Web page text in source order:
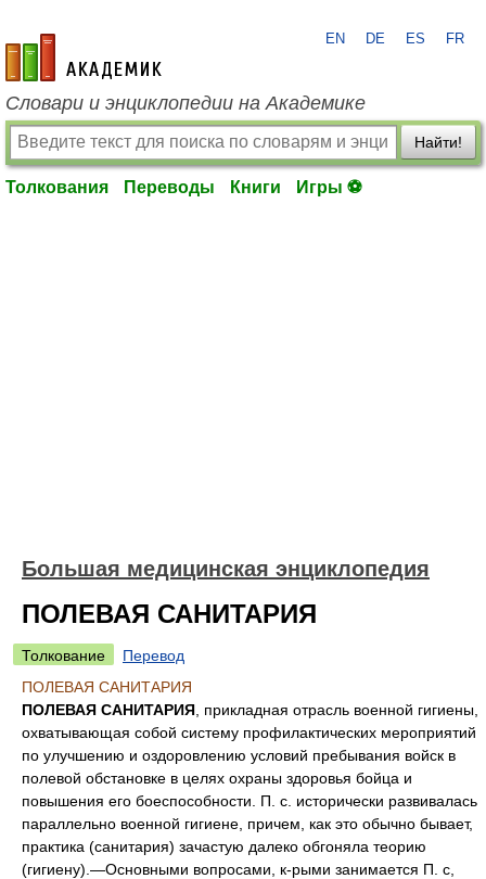
academic.ru
EN DE ES FR
Словари и энциклопедии на Академике
Найти!
Толкования Переводы Книги Игры ⚽
Большая медицинская энциклопедия
ПОЛЕВАЯ САНИТАРИЯ
Толкование
Перевод
ПОЛЕВАЯ САНИТАРИЯ
ПОЛЕВАЯ САНИТАРИЯ , прикладная отрасль военной гигиены,
охватывающая собой систему профилактических мероприятий
по улучшению и оздоровлению условий пребывания войск в
полевой обстановке в целях охраны здоровья бойца и
повышения его боеспособности. П. с. исторически развивалась
параллельно военной гигиене, причем, как это обычно бывает,
практика (санитария) зачастую далеко обгоняла теорию
(гигиену).—Основными вопросами, к-рыми занимается П. с,